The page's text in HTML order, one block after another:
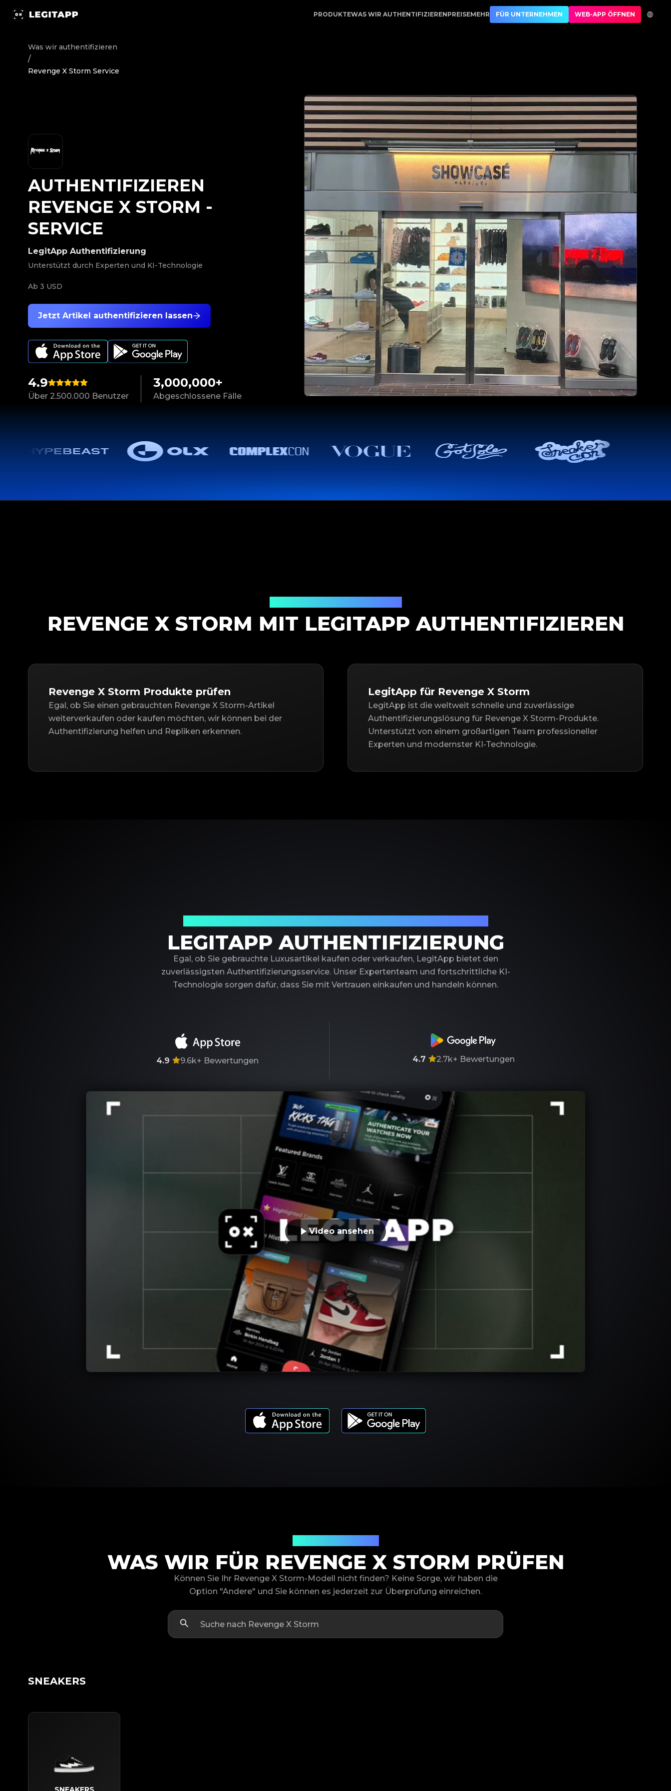
Authentifizieren Revenge X Storm - Service | LegitApp | Ihr vertrauenswürdiger Partner für Luxusauthentifizierung | No.1 Best Authentication
PRODUKTEWAS WIR AUTHENTIFIZIERENPREISEMEHR FÜR UNTERNEHMEN WEB-APP ÖFFNEN
Was wir authentifizieren
/
Revenge X Storm Service
4.9
Über 2.500.000 Benutzer
3,000,000+
Abgeschlossene Fälle
Jetzt Artikel authentifizieren lassen
LegitApp Authentifizierung
Unterstützt durch Experten und KI-Technologie
Ab 3 USD
AUTHENTIFIZIEREN
REVENGE X STORM -
SERVICE
REVENGE X STORM MIT LEGITAPP AUTHENTIFIZIEREN
Revenge X Storm Produkte prüfen
Egal, ob Sie einen gebrauchten Revenge X Storm-Artikel
weiterverkaufen oder kaufen möchten, wir können bei der
Authentifizierung helfen und Repliken erkennen.
LegitApp für Revenge X Storm
LegitApp ist die weltweit schnelle und zuverlässige
Authentifizierungslösung für Revenge X Storm-Produkte.
Unterstützt von einem großartigen Team professioneller
Experten und modernster KI-Technologie.
LEGITAPP AUTHENTIFIZIERUNG
Egal, ob Sie gebrauchte Luxusartikel kaufen oder verkaufen, LegitApp bietet den
zuverlässigsten Authentifizierungsservice. Unser Expertenteam und fortschrittliche KI-
Technologie sorgen dafür, dass Sie mit Vertrauen einkaufen und handeln können.
4.9 9.6k+ Bewertungen 4.7 2.7k+ Bewertungen
Video ansehen
WAS WIR FÜR REVENGE X STORM PRÜFEN
Können Sie Ihr Revenge X Storm-Modell nicht finden? Keine Sorge, wir haben die
Option "Andere" und Sie können es jederzeit zur Überprüfung einreichen.
SNEAKERS